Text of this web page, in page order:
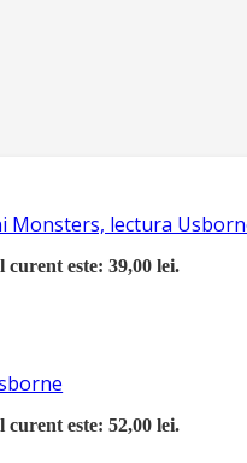
Monsters, lectura
curent este: 39,00 lei.
curent este: 52,00 lei.